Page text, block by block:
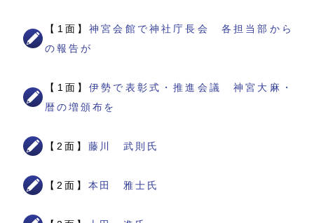
【1面】神宮会館で神社庁長会 各担当部から
の報告が
【1面】伊勢で表彰式・推進会議 神宮大麻・
暦の増頒布を
【2面】 藤川 武則氏
【2面】 本田 雅士氏